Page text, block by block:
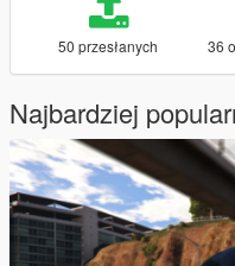
50 przesłanych 36
Najbardziej